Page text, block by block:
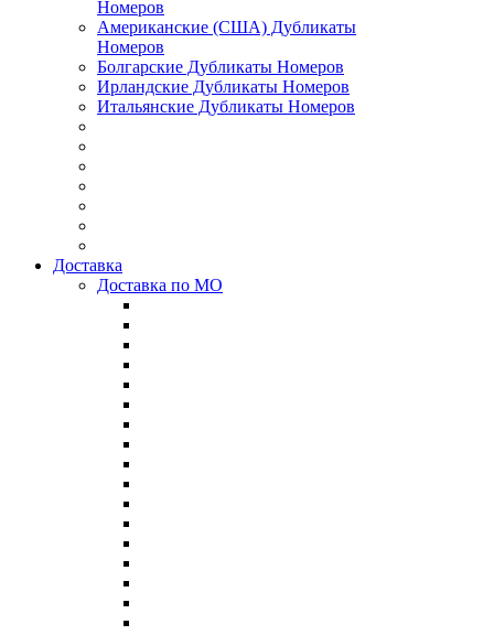
Номеров
Американские (США) Дубликаты
Номеров
Болгарские Дубликаты Номеров
Ирландские Дубликаты Номеров
Итальянские Дубликаты Номеров
Доставка
Доставка по МО